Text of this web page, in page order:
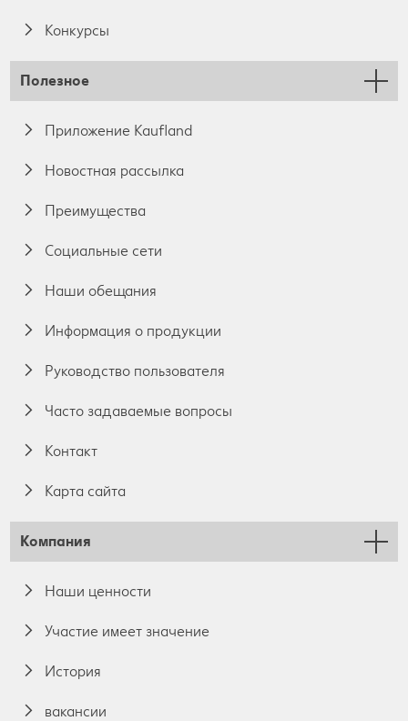
Конкурсы
Полезное
Приложение Kaufland
Новостная рассылка
Преимущества
Социальные сети
Наши обещания
Информация о продукции
Руководство пользователя
Часто задаваемые вопросы
Контакт
Карта сайта
Компания
Наши ценности
Участие имеет значение
История
вакансии